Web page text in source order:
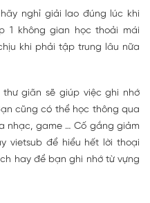
nghỉ giải lao đúng lúc khi
1 không gian học thoải mái
khi phải tập trung lâu nữa
giãn sẽ giúp việc ghi nhớ
cũng có thể học thông qua
nhạc, game … Cố gắng giảm
vietsub để hiểu hết lời thoại
hay để bạn ghi nhớ từ vựng